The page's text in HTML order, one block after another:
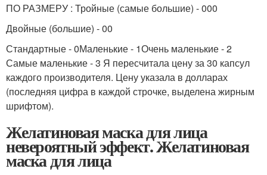
ПО РАЗМЕРУ : Тройные (самые большие) - 000
Двойные (большие) - 00
Стандартные - 0Маленькие - 1Очень маленькие - 2
Самые маленькие - 3 Я пересчитала цену за 30 капсул
каждого производителя. Цену указала в долларах
(последняя цифра в каждой строчке, выделена жирным
шрифтом).
Желатиновая маска для лица
невероятный эффект. Желатиновая
маска для лица